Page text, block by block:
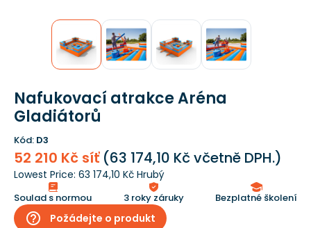
Nafukovací atrakce Aréna
Gladiátorů
Kód: D3
52 210 Kč síť (63 174,10 Kčvčetně DPH.)
Lowest Price: 63 174,10 Kč Hrubý
Soulad s normou 3 roky záruky Bezplatné školení
help_outline
Požádejte o produkt